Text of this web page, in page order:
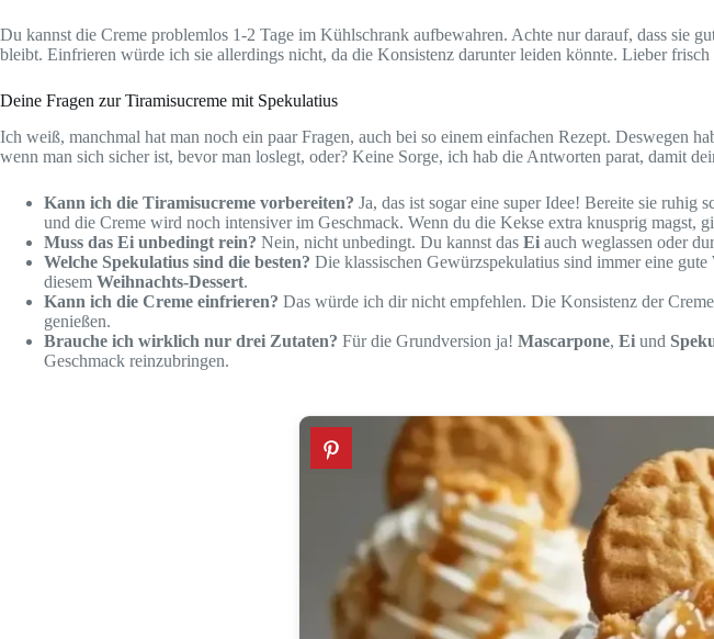
Du kannst die Creme problemlos 1-2 Tage im Kühlschrank aufbewahren. Achte nur darauf, dass sie
bleibt. Einfrieren würde ich sie allerdings nicht, da die Konsistenz darunter leiden könnte. Lieber
Deine Fragen zur Tiramisucreme mit Spekulatius
Ich weiß, manchmal hat man noch ein paar Fragen, auch bei so einem einfachen Rezept. Deswegen
wenn man sich sicher ist, bevor man loslegt, oder? Keine Sorge, ich hab die Antworten parat, damit
Kann ich die Tiramisucreme vorbereiten? Ja, das ist sogar eine super Idee! Bereite sie ruhig
und die Creme wird noch intensiver im Geschmack. Wenn du die Kekse extra knusprig magst,
Muss das Ei unbedingt rein? Nein, nicht unbedingt. Du kannst das Ei auch weglassen oder
Welche Spekulatius sind die besten? Die klassischen Gewürzspekulatius sind immer eine
diesem Weihnachts-Dessert.
Kann ich die Creme einfrieren? Das würde ich dir nicht empfehlen. Die Konsistenz der
genießen.
Brauche ich wirklich nur drei Zutaten? Für die Grundversion ja! Mascarpone, Ei und
Geschmack reinzubringen.